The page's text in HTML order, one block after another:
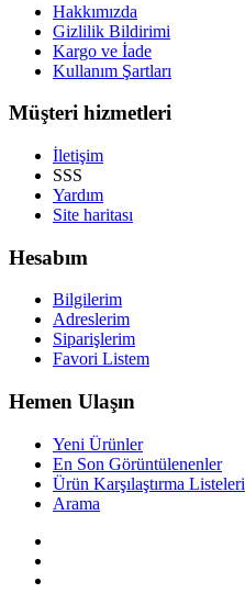
Hakkımızda
Gizlilik Bildirimi
Kargo ve İade
Kullanım Şartları
Müşteri hizmetleri
İletişim
SSS
Yardım
Site haritası
Hesabım
Bilgilerim
Adreslerim
Siparişlerim
Favori Listem
Hemen Ulaşın
Yeni Ürünler
En Son Görüntülenenler
Ürün Karşılaştırma Listeleri
Arama